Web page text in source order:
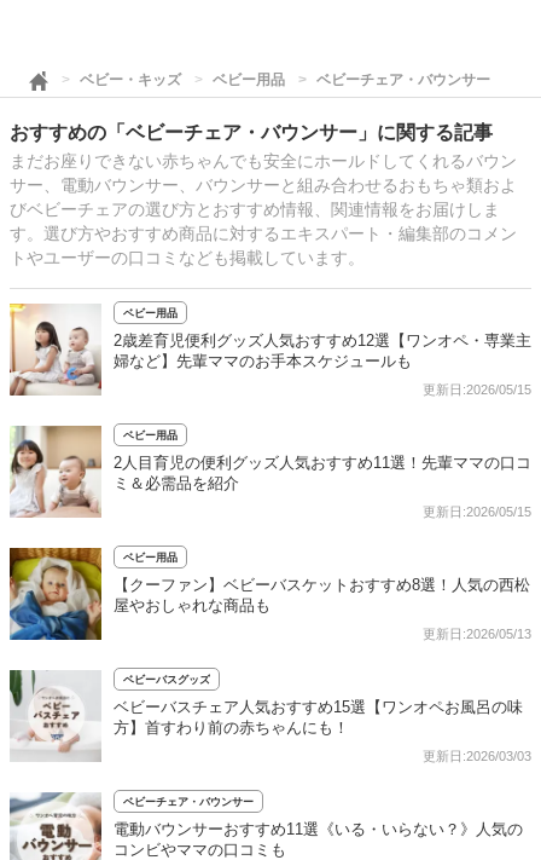
ベビー・キッズ ベビー用品 ベビーチェア・バウンサー
おすすめの「ベビーチェア・バウンサー」に関する記事
まだお座りできない赤ちゃんでも安全にホールドしてくれるバウン
サー、電動バウンサー、バウンサーと組み合わせるおもちゃ類およ
びベビーチェアの選び方とおすすめ情報、関連情報をお届けしま
す。選び方やおすすめ商品に対するエキスパート・編集部のコメン
トやユーザーの口コミなども掲載しています。
ベビー用品
2歳差育児便利グッズ人気おすすめ12選【ワンオペ・専業主
婦など】先輩ママのお手本スケジュールも
更新日:2026/05/15
ベビー用品
2人目育児の便利グッズ人気おすすめ11選！先輩ママの口コ
ミ＆必需品を紹介
更新日:2026/05/15
ベビー用品
【クーファン】ベビーバスケットおすすめ8選！人気の西松
屋やおしゃれな商品も
更新日:2026/05/13
ベビーバスグッズ
ベビーバスチェア人気おすすめ15選【ワンオペお風呂の味
方】首すわり前の赤ちゃんにも！
更新日:2026/03/03
ベビーチェア・バウンサー
電動バウンサーおすすめ11選《いる・いらない？》人気の
コンビやママの口コミも